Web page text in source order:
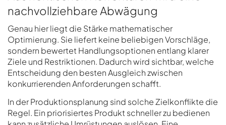
nachvollziehbare Abwägung
Genau hier liegt die Stärke mathematischer
Optimierung. Sie liefert keine beliebigen Vorschläge,
sondern bewertet Handlungsoptionen entlang klarer
Ziele und Restriktionen. Dadurch wird sichtbar, welche
Entscheidung den besten Ausgleich zwischen
konkurrierenden Anforderungen schafft.
In der Produktionsplanung sind solche Zielkonflikte die
Regel. Ein priorisiertes Produkt schneller zu bedienen